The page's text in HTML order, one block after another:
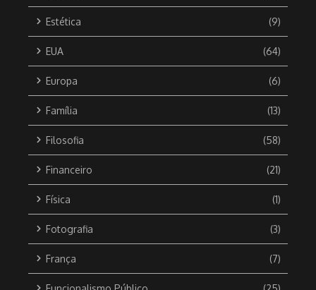
Estética (9)
EUA (64)
Europa (6)
Família (13)
Filosofia (58)
Financeiro (21)
Física (1)
Fotografia (3)
França (7)